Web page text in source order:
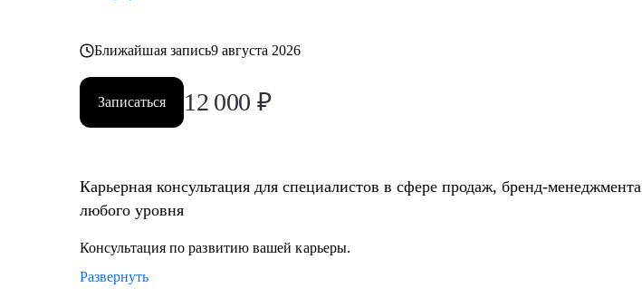
Ближайшая запись9 августа 2026
Записаться 12 000 ₽
Карьерная консультация для специалистов в сфере продаж, бренд-менеджмента
любого уровня
Консультация по развитию вашей карьеры.
Развернуть